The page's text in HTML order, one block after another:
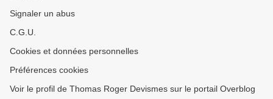
Signaler un abus
C.G.U.
Cookies et données personnelles
Préférences cookies
Voir le profil de Thomas Roger Devismes sur le portail Overblog